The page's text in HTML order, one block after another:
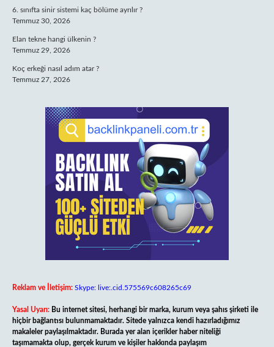
6. sınıfta sinir sistemi kaç bölüme ayrılır ?
Temmuz 30, 2026
Elan tekne hangi ülkenin ?
Temmuz 29, 2026
Koç erkeği nasıl adım atar ?
Temmuz 27, 2026
Reklam ve İletişim: Skype: live:.cid.575569c608265c69
Yasal Uyarı: Bu internet sitesi, herhangi bir marka, kurum veya şahıs şirketi ile
hiçbir bağlantısı bulunmamaktadır. Sitede yalnızca kendi hazırladığımız
makaleler paylaşılmaktadır. Burada yer alan içerikler haber niteliği
taşımamakta olup, gerçek kurum ve kişiler hakkında paylaşım